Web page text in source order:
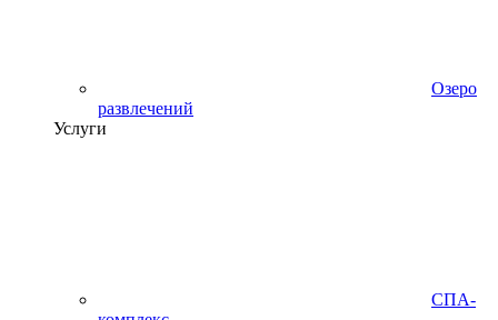
Озеро
развлечений
Услуги
СПА-